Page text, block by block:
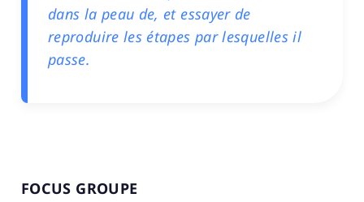
dans la peau de, et essayer de
reproduire les étapes par lesquelles il
passe.
FOCUS GROUPE